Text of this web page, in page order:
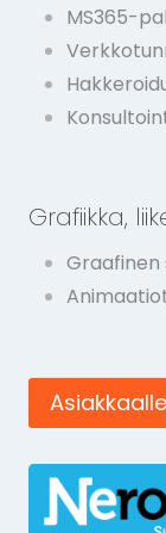
MS365-
Grafiikka,
Graafinen
Asiakkaalle